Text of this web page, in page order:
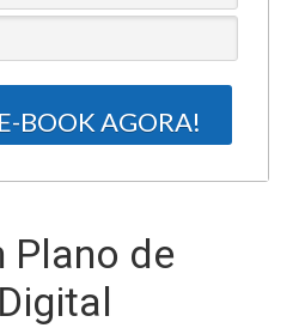
BOOK AGORA!
Plano de